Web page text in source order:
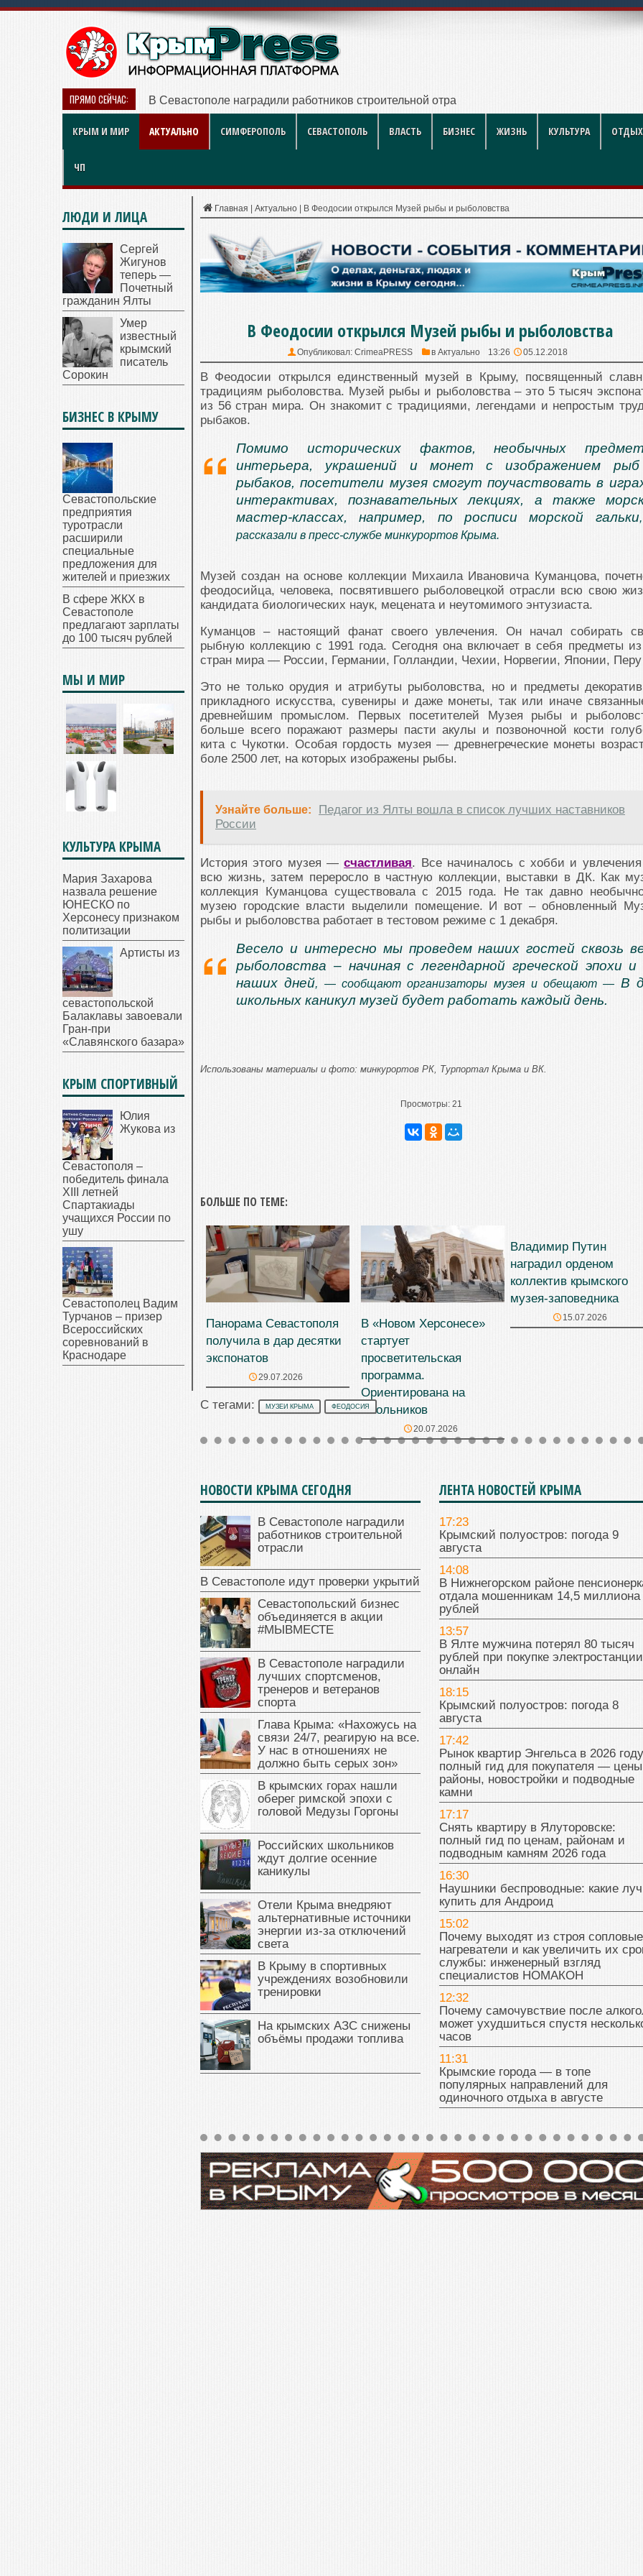
ПРЯМО СЕЙЧАС: В Севастополе наградили работников строительной отрасли
КРЫМ И МИР АКТУАЛЬНО СИМФЕРОПОЛЬ СЕВАСТОПОЛЬ ВЛАСТЬ БИЗНЕС ЖИЗНЬ КУЛЬТУРА
ЧП
Главная Актуально В Феодосии открылся Музей рыбы и рыболовства
В Феодосии открылся Музей рыбы и рыболовства
Опубликовал: CrimeaPRESS в Актуально 13:26 05.12.2018
В Феодосии открылся единственный музей в Крыму, посвященный
традициям рыболовства. Музей рыбы и рыболовства – это 5 тысяч
из 56 стран мира. Он знакомит с традициями, легендами и непростым
рыбаков.
Помимо исторических фактов, необычных
интерьера, украшений и монет с изображением
рыбаков, посетители музея смогут поучаствовать в
интерактивах, познавательных лекциях, а также
мастер-классах, например, по росписи морской гальки
рассказали в пресс-службе минкурортов Крыма.
Музей создан на основе коллекции Михаила Ивановича Куманцова,
феодосийца, человека, посвятившего рыболовецкой отрасли всю свою
кандидата биологических наук, мецената и неутомимого энтузиаста.
Куманцов – настоящий фанат своего увлечения. Он начал собирать
рыбную коллекцию с 1991 года. Сегодня она включает в себя предметы
стран мира — России, Германии, Голландии, Чехии, Норвегии, Японии,
Это не только орудия и атрибуты рыболовства, но и предметы
прикладного искусства, сувениры и даже монеты, так или иначе
древнейшим промыслом. Первых посетителей Музея рыбы и
больше всего поражают размеры пасти акулы и позвоночной кости
кита с Чукотки. Особая гордость музея — древнегреческие монеты
боле 2500 лет, на которых изображены рыбы.
Узнайте больше:
Педагог из Ялты вошла в список лучших наставников
России
История этого музея —счастливая. Все начиналось с хобби и
всю жизнь, затем переросло в частную коллекции, выставки в ДК. Как
коллекция Куманцова существовала с 2015 года. Не так давно
музею городские власти выделили помещение. И вот – обновленный
рыбы и рыболовства работает в тестовом режиме с 1 декабря.
Весело и интересно мы проведем наших гостей сквозь
рыболовства – начиная с легендарной греческой эпохи и
наших дней, — сообщают организаторы музея и обещают — В
школьных каникул музей будет работать каждый день.
Использованы материалы и фото: минкурортов РК, Турпортал Крыма и ВК.
Просмотры: 21
БОЛЬШЕ ПО ТЕМЕ:
Панорама Севастополя
получила в дар десятки
экспонатов
29.07.2026
В «Новом Херсонесе»
стартует
просветительская
программа.
Ориентирована на
школьников
20.07.2026
Владимир Путин
наградил орденом
коллектив крымского
музея-заповедника
15.07.2026
С тегами: МУЗЕИ КРЫМА ФЕОДОСИЯ
НОВОСТИ КРЫМА СЕГОДНЯ
В Севастополе наградили
работников строительной
отрасли
В Севастополе идут проверки укрытий
Севастопольский бизнес
объединяется в акции
#МЫВМЕСТЕ
В Севастополе наградили
лучших спортсменов,
тренеров и ветеранов
спорта
Глава Крыма: «Нахожусь на
связи 24/7, реагирую на все.
У нас в отношениях не
должно быть серых зон»
В крымских горах нашли
оберег римской эпохи с
головой Медузы Горгоны
Российских школьников
ждут долгие осенние
каникулы
Отели Крыма внедряют
альтернативные источники
энергии из-за отключений
света
В Крыму в спортивных
учреждениях возобновили
тренировки
На крымских АЗС снижены
объёмы продажи топлива
ЛЕНТА НОВОСТЕЙ КРЫМА
17:23
Крымский полуостров: погода 9
августа
14:08
В Нижнегорском районе
отдала мошенникам 14,5 миллиона
рублей
13:57
В Ялте мужчина потерял 80 тысяч
рублей при покупке электростанции
онлайн
18:15
Крымский полуостров: погода 8
августа
17:42
Рынок квартир Энгельса в 2026
полный гид для покупателя —
районы, новостройки и подводные
камни
17:17
Снять квартиру в Ялуторовске:
полный гид по ценам, районам и
подводным камням 2026 года
16:30
Наушники беспроводные: какие
купить для Андроид
15:02
Почему выходят из строя сопловые
нагреватели и как увеличить их
службы: инженерный взгляд
специалистов НОМАКОН
12:32
Почему самочувствие после
может ухудшиться спустя
часов
11:31
Крымские города — в топе
популярных направлений для
одиночного отдыха в августе
ЛЮДИ И ЛИЦА
Сергей
Жигунов
теперь —
Почетный
гражданин Ялты
Умер
известный
крымский
писатель
Сорокин
БИЗНЕС В КРЫМУ
Севастопольские
предприятия
туротрасли
расширили
специальные
предложения для
жителей и приезжих
В сфере ЖКХ в
Севастополе
предлагают зарплаты
до 100 тысяч рублей
МЫ И МИР
КУЛЬТУРА КРЫМА
Мария Захарова
назвала решение
ЮНЕСКО по
Херсонесу признаком
политизации
Артисты из
севастопольской
Балаклавы завоевали
Гран-при
«Славянского базара»
КРЫМ СПОРТИВНЫЙ
Юлия
Жукова из
Севастополя –
победитель финала
XIII летней
Спартакиады
учащихся России по
ушу
Севастополец Вадим
Турчанов – призер
Всероссийских
соревнований в
Краснодаре